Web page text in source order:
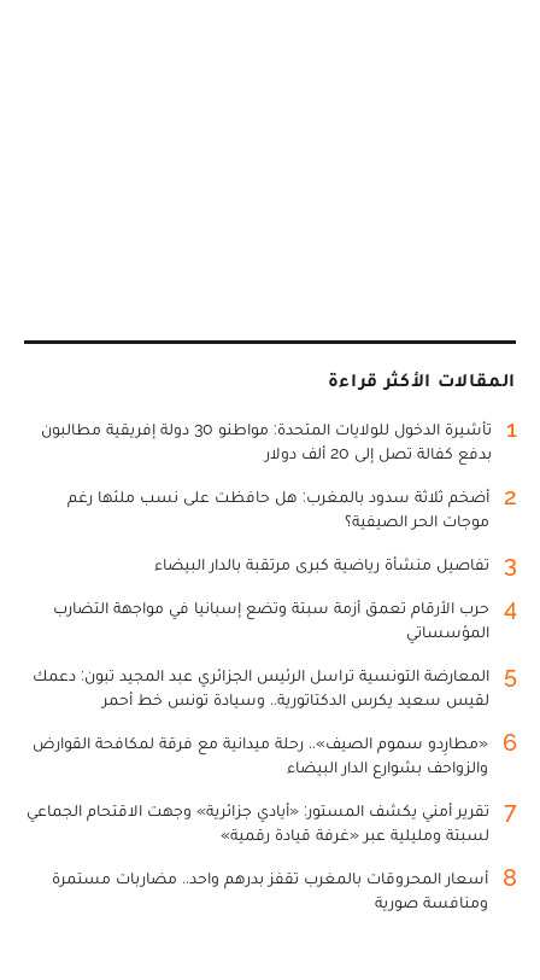
المقالات الأكثر قراءة
1
تأشيرة الدخول للولايات المتحدة: مواطنو 30 دولة إفريقية مطالبون
بدفع كفالة تصل إلى 20 ألف دولار
2
أضخم ثلاثة سدود بالمغرب: هل حافظت على نسب ملئها رغم
موجات الحر الصيفية؟
3 تفاصيل منشأة رياضية كبرى مرتقبة بالدار البيضاء
4
حرب الأرقام تعمق أزمة سبتة وتضع إسبانيا في مواجهة التضارب
المؤسساتي
5
المعارضة التونسية تراسل الرئيس الجزائري عبد المجيد تبون: دعمك
لقيس سعيد يكرس الدكتاتورية.. وسيادة تونس خط أحمر
6
«مطارِدو سموم الصيف».. رحلة ميدانية مع فرقة لمكافحة القوارض
والزواحف بشوارع الدار البيضاء
7
تقرير أمني يكشف المستور: «أيادي جزائرية» وجهت الاقتحام الجماعي
لسبتة ومليلية عبر «غرفة قيادة رقمية»
8
أسعار المحروقات بالمغرب تقفز بدرهم واحد.. مضاربات مستمرة
ومنافسة صورية